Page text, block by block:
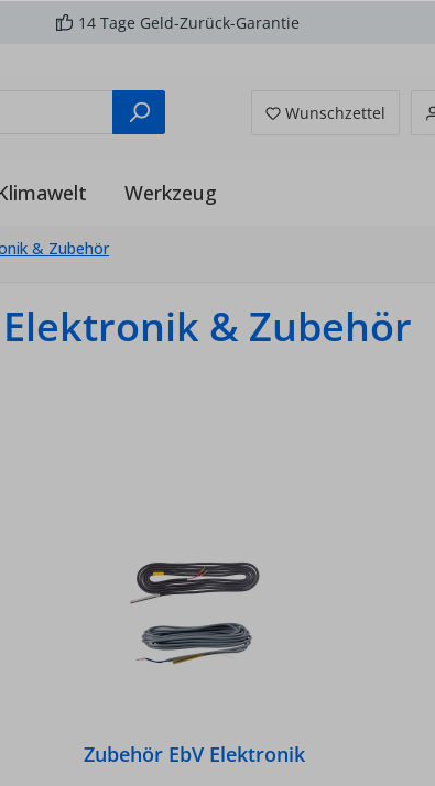
14 Tage Geld-Zurück-Garantie
Wunschzettel Du
Werkzeug
& Zubehör
& Zubehör
Zubehör EbV Elektronik